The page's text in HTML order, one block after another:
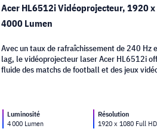
Acer HL6512i Vidéoprojecteur, 1920 x
4000 Lumen
Avec un taux de rafraîchissement de 240 Hz
lag, le vidéoprojecteur laser Acer HL6512i
fluide des matchs de football et des jeux
Luminosité
4 000 Lumen
Résolution
1920 x 1080 Full HD